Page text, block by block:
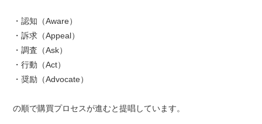
・認知（Aware）
・訴求（Appeal）
・調査（Ask）
・行動（Act）
・奨励（Advocate）
の順で購買プロセスが進むと提唱しています。